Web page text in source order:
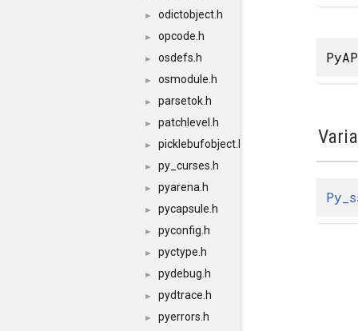
► odictobject.h
► opcode.h
► osdefs.h
► osmodule.h
► parsetok.h
► patchlevel.h
► picklebufobject.h
► py_curses.h
► pyarena.h
► pycapsule.h
► pyconfig.h
► pyctype.h
► pydebug.h
► pydtrace.h
► pyerrors.h